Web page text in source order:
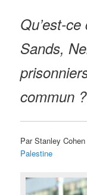
Qu’est-
Sands,
commun ?
Par Stanley
Palestine